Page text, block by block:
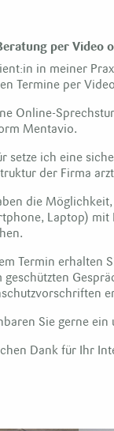
per Video
in meiner
Termine per
Online-
Mentavio.
setze ich eine
der Firma
die
Laptop)
Termin erhalten
geschützten
Sie gerne
Dank für Ihr